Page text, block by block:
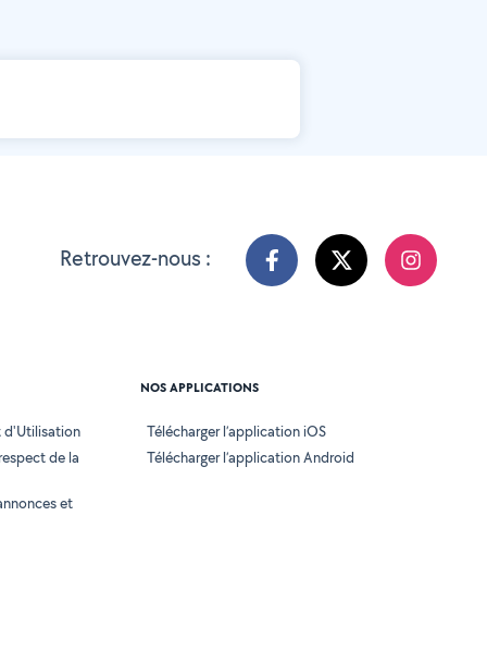
Retrouvez-nous :
d'Utilisation
de la
et
NOS APPLICATIONS
Télécharger l’application iOS
Télécharger l’application Android